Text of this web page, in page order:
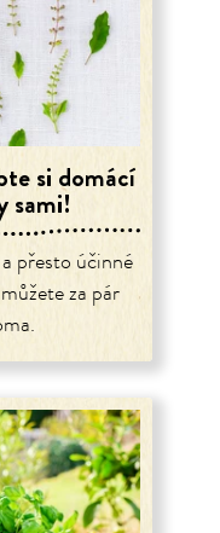
si domácí
sami!
přesto účinné
za pár